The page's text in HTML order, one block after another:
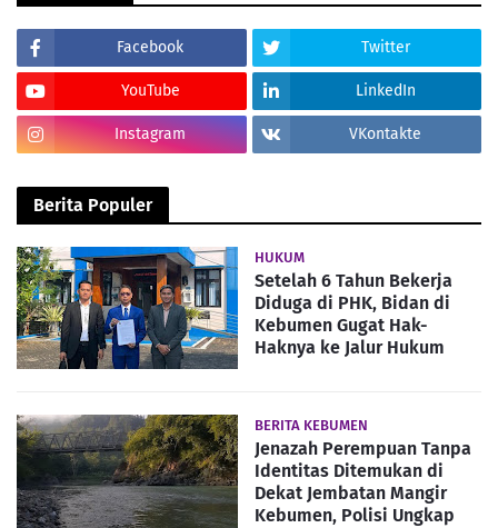
Facebook Twitter
YouTube LinkedIn
Instagram VKontakte
Berita Populer
HUKUM
Setelah 6 Tahun Bekerja
Diduga di PHK, Bidan di
Kebumen Gugat Hak-
Haknya ke Jalur Hukum
BERITA KEBUMEN
Jenazah Perempuan Tanpa
Identitas Ditemukan di
Dekat Jembatan Mangir
Kebumen, Polisi Ungkap